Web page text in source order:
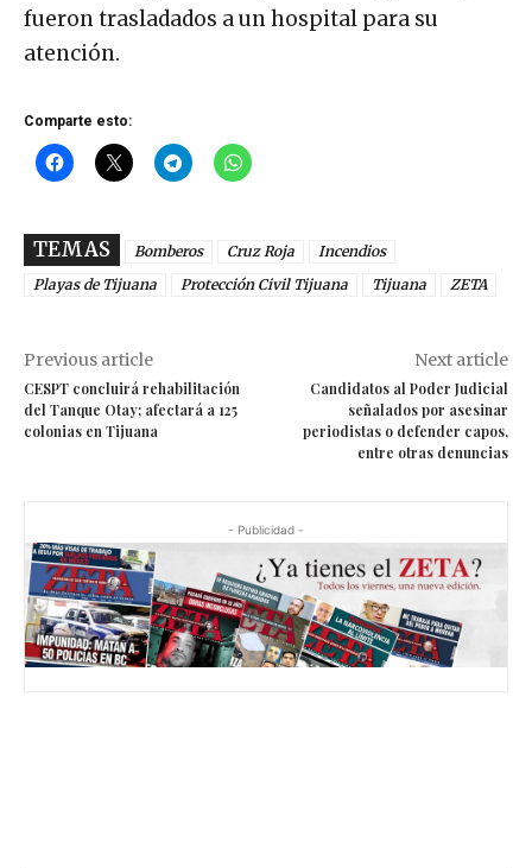
fueron trasladados a un hospital para su
atención.
Comparte esto:
TEMAS Bomberos Cruz Roja
Incendios
Playas de Tijuana
Protección Civil Tijuana Tijuana ZETA
Previous article
CESPT concluirá rehabilitación
del Tanque Otay; afectará a 125
colonias en Tijuana
Next article
Candidatos al Poder Judicial
señalados por asesinar
periodistas o defender capos,
entre otras denuncias
- Publicidad -